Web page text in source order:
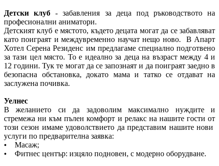
Детски клуб - забавления за деца под ръководството на
професионални аниматори.
Детският клуб е мястото, където децата могат да се забавляват
като поиграят и междувременно научат нещо ново. В Апарт
Хотел Серена Резиденс им предлагаме специално подготвено
за тази цел място. То е идеално за деца на възраст между 4 и
12 години. Тук те могат да се запознаят и да поиграят заедно в
безопасна обстановка, докато мама и татко се отдават на
заслужена почивка.
Уелнес
В желанието си да задоволим максимално нуждите и
стремежа ни към пълен комфорт и релакс на нашите гости от
този сезон имаме удоволствието да представим нашите нови
услуги по предварителна заявка:
• Масаж;
• Фитнес център: изцяло подновен, с модерно оборудване.